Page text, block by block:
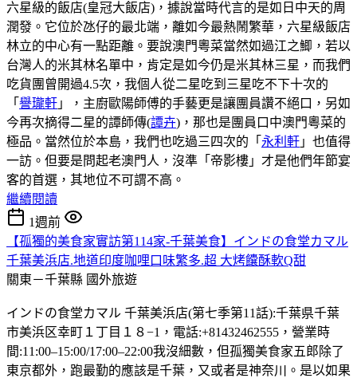
六星級的飯店(皇冠大飯店)，據說當時代言的是如日中天的周
潤發。它位於氹仔的最北端，離如今最熱鬧繁華，六星級飯店
林立的中心有一點距離。要說澳門粵菜當然如過江之鯽，若以
台灣人的米其林名單中，肯定是如今仍是米其林三星，而我們
吃貨團曾開過4.5次，我個人從二星吃到三星吃不下十次的
「 譽瓏軒 」，主廚歐陽師傅的手藝更是讓團員讚不絕口，另如
今再次摘得二星的譚師傳(譚卉)，那也是團員口中澳門粵菜的
極品。當然位於本島，我們也吃過三四次的「 永利軒 」也值得
一訪。但要是問起老澳門人，沒準「帝影樓」才是他們年節宴
客的首選，其地位不可謂不高。
繼續閱讀
1週前
【孤獨的美食家實訪第114家-千葉美食】インドの食堂カマル
千葉美浜店.地道印度咖哩口味繁多.超 大烤饢酥軟Q甜
關東－千葉縣 國外旅遊
インドの食堂カマル 千葉美浜店(第七季第11話):千葉県千葉
市美浜区幸町１丁目１８−1，電話:+81432462555，營業時
間:11:00–15:00/17:00–22:00我沒細數，但孤獨美食家五郎除了
東京都外，跑最勤的應該是千葉，又或者是神奈川。是以如果